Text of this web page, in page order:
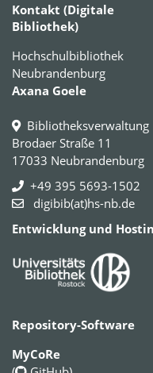
Kontakt (Digitale
Bibliothek)
Hochschulbibliothek
Neubrandenburg
Axana Goele
Bibliotheksverwaltung
Brodaer Straße 11
17033 Neubrandenburg
+49 395 5693-1502
digibib(at)hs-nb.de
Entwicklung und
Repository-Software
MyCoRe